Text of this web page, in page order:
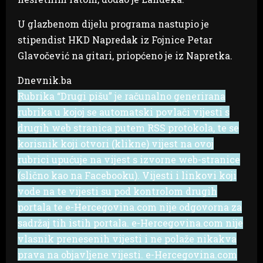
U glazbenom dijelu programa nastupio je
stipendist HKD Napredak iz Fojnice Petar
Glavočević na gitari, priopćeno je iz Napretka.
Dnevnik.ba
Rubrika “Drugi pišu” je računalno generirana
rubrika u kojoj se automatski povlači vijesti s
drugih web stranica putem RSS protokola, te se
korisnik koji otvori (klikne) vijest na ovoj
rubrici upućuje na vijest s izvorne web-stranice
(slično kao na Facebooku). Vijesti i linkovi koji
vode na te vijesti su pod kontrolom drugih
portala te e-Hercegovina.com nije odgovorna za
sadržaj tih istih portala. e-Hercegovina.com nije
vlasnik prenesenih vijesti i ne polaže nikakva
prava na objavljene vijesti. e-Hercegovina.com